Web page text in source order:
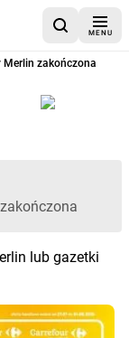
MENU
Merlin zakończona
lub gazetki